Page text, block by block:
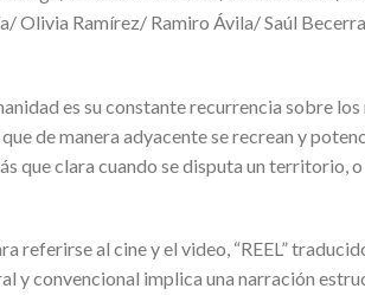
Ramírez/ Ramiro Ávila/ Saúl
es su constante recurrencia sobre
de manera adyacente se recrean y
que clara cuando se disputa un territorio,
referirse al cine y el video, “REEL”
y convencional implica una narración